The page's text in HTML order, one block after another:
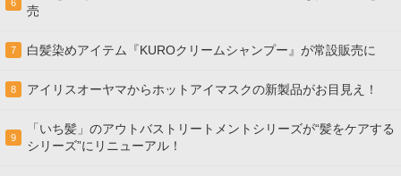
6
売
7 白髪染めアイテム『KUROクリームシャンプー』が常設販売に
8 アイリスオーヤマからホットアイマスクの新製品がお目見え！
9
「いち髪」のアウトバストリートメントシリーズが“髪をケアする
シリーズ”にリニューアル！